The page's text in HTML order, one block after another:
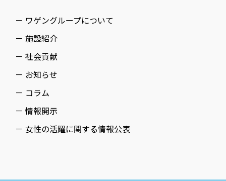
－ ワゲングループについて
－ 施設紹介
－ 社会貢献
－ お知らせ
－ コラム
－ 情報開示
－ 女性の活躍に関する情報公表